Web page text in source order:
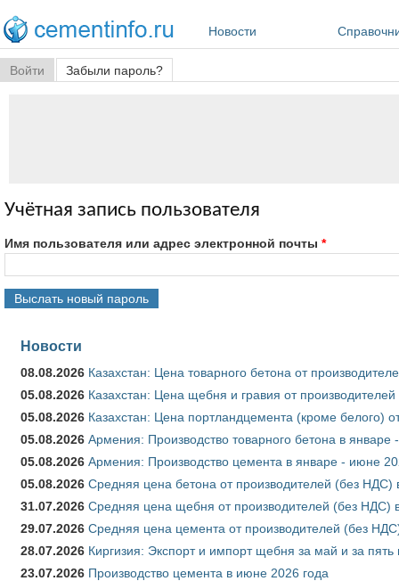
Новости
Главные вкладки
Войти Забыли пароль?
Учётная запись пользователя
Имя пользователя или адрес электронной почты *
Новости
08.08.2026 Казахстан: Цена товарного бетона от
05.08.2026 Казахстан: Цена щебня и гравия от
05.08.2026 Казахстан: Цена портландцемента (кроме белого)
05.08.2026 Армения: Производство товарного бетона в январе
05.08.2026 Армения: Производство цемента в январе - июне
05.08.2026 Средняя цена бетона от производителей (без НДС)
31.07.2026 Средняя цена щебня от производителей (без НДС)
29.07.2026 Средняя цена цемента от производителей (без
28.07.2026 Киргизия: Экспорт и импорт щебня за май и за
23.07.2026 Производство цемента в июне 2026 года